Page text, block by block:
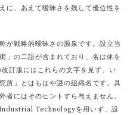
に、あえて曖昧さを残して優位性を
が戦略的曖昧さの源泉です。設立当
」の二語が含まれており、名は体を
訂版にはこれらの文字を見ず、い
所」とはもはや謎の組織名です。具
者にはそのヒントすら与えません。
Technologyを用いず、設